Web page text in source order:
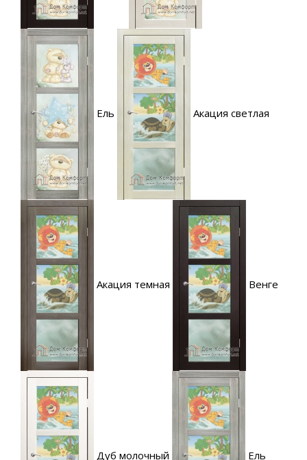
Ель Акация светлая
Акация темная Венге
Дуб молочный Ель